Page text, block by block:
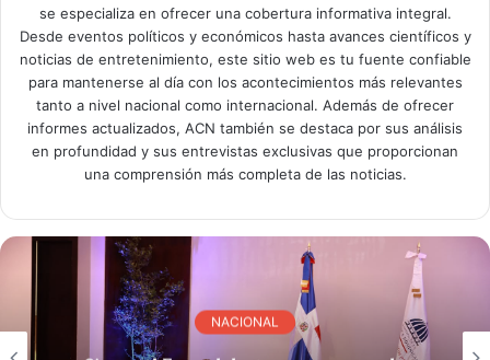
se especializa en ofrecer una cobertura informativa integral.
Desde eventos políticos y económicos hasta avances científicos y
noticias de entretenimiento, este sitio web es tu fuente confiable
para mantenerse al día con los acontecimientos más relevantes
tanto a nivel nacional como internacional. Además de ofrecer
informes actualizados, ACN también se destaca por sus análisis
en profundidad y sus entrevistas exclusivas que proporcionan
una comprensión más completa de las noticias.
NACIONAL